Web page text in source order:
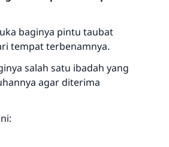
baginya pintu taubat
tempat terbenamnya.
salah satu ibadah yang
agar diterima